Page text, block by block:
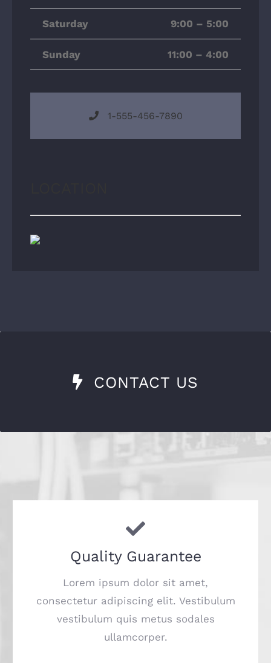
Saturday 9:00 – 5:00
Sunday 11:00 – 4:00
1-555-456-7890
CONTACT US
Quality Guarantee
Lorem ipsum dolor sit amet,
consectetur adipiscing elit. Vestibulum
vestibulum quis metus sodales
ullamcorper.